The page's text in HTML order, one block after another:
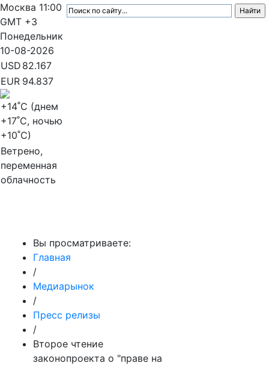
Москва 11:00
GMT +3
Понедельник
10-08-2026
USD 82.167
EUR 94.837
+14˚C (днем
+17˚C, ночью
+10˚C)
Ветрено,
переменная
облачность
Вы просматриваете:
Главная
/
Медиарынок
/
Пресс релизы
/
Второе чтение
законопроекта о "праве на